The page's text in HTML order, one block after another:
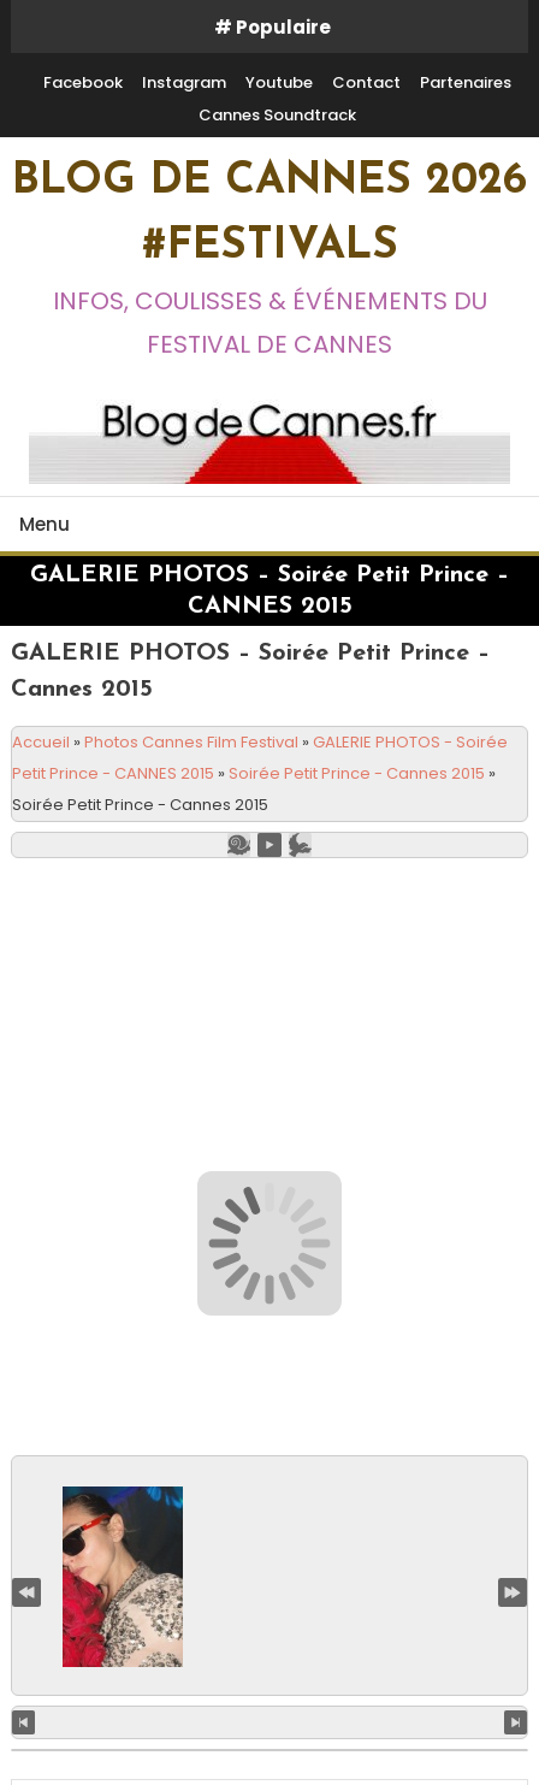
Content
# Populaire
Facebook Instagram Youtube Contact
Partenaires
Cannes Soundtrack
BLOG DE CANNES 2026
#FESTIVALS
INFOS, COULISSES & ÉVÉNEMENTS DU
FESTIVAL DE CANNES
Menu
GALERIE PHOTOS – Soirée Petit Prince –
CANNES 2015
GALERIE PHOTOS – Soirée Petit Prince –
Cannes 2015
Accueil »Photos Cannes Film Festival » GALERIE PHOTOS - Soirée
Petit Prince - CANNES 2015 » Soirée Petit Prince - Cannes 2015 »
Soirée Petit Prince - Cannes 2015